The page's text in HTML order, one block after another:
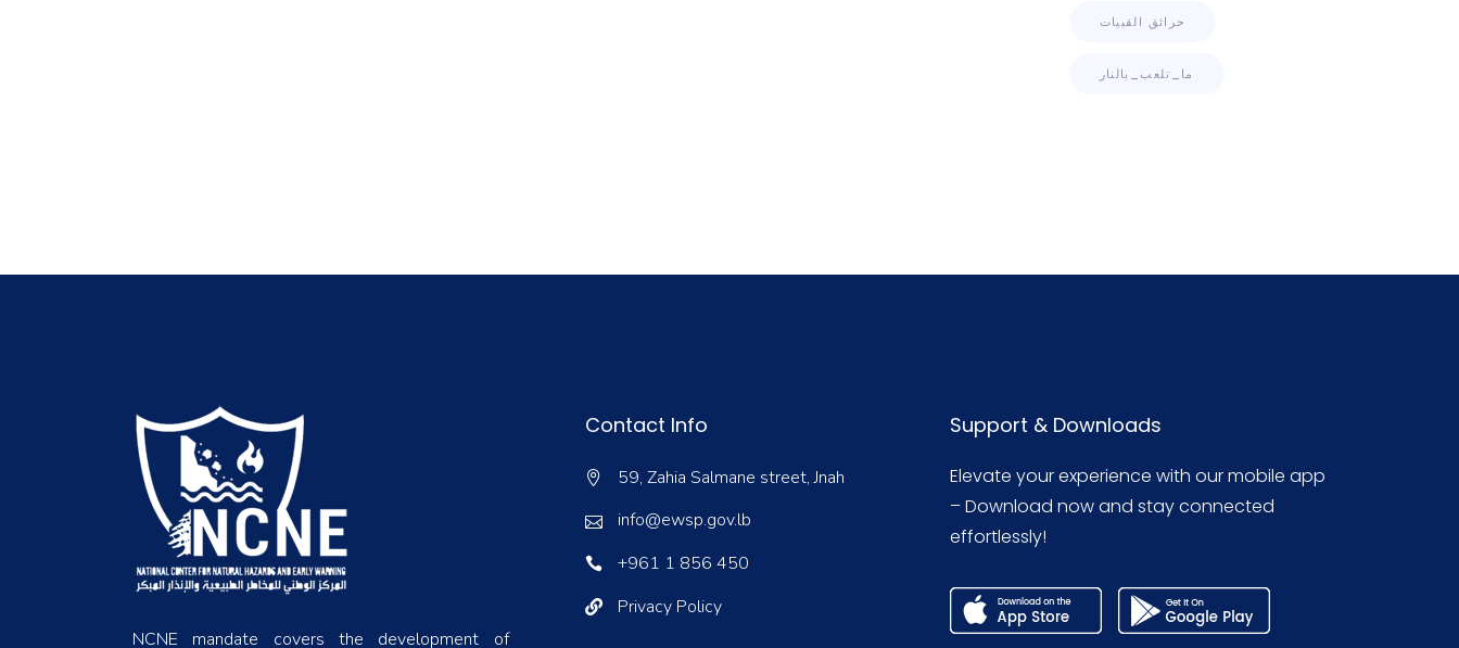
حرائق القبيات
ما_تلعب_بالنار
NCNE mandate covers the development of
Contact Info
59, Zahia Salmane street, Jnah
info@ewsp.gov.lb
+961 1 856 450
Privacy Policy
Support & Downloads
Elevate your experience with our mobile app
– Download now and stay connected
effortlessly!